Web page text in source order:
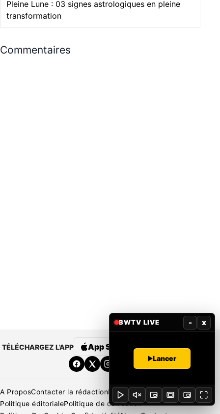
Pleine Lune : 03 signes astrologiques en pleine
transformation
Commentaires
TÉLÉCHARGEZ L’APP App Store Google Play
A ProposContacter la rédactionRédaction Mentions légales
Politique éditorialePolitique de correction
BWTV LIVE - x
Lancer